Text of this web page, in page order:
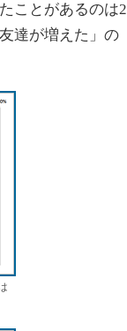
ことがあるのは2
達が増えた」の